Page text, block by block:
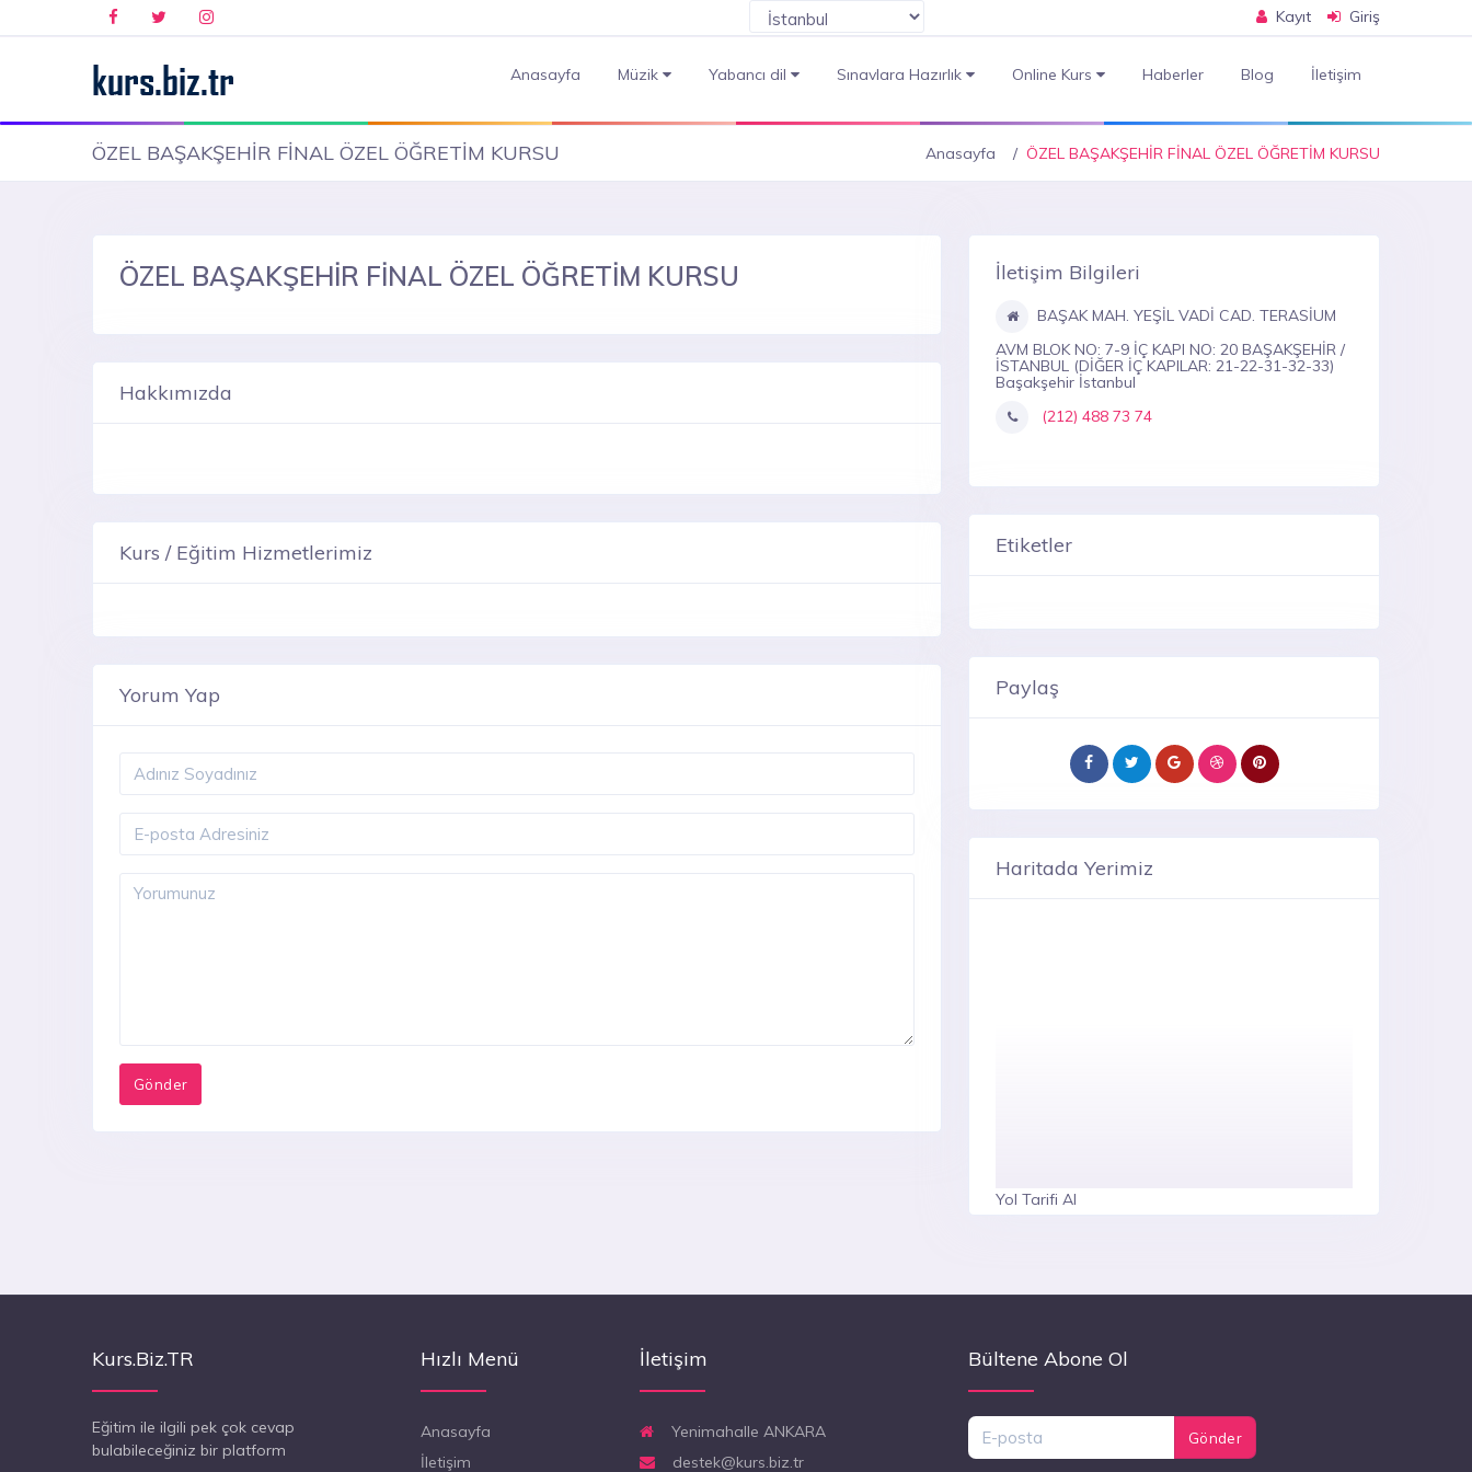
Kayıt Giriş
Anasayfa Müzik Yabancı dil Sınavlara Hazırlık Online Kurs Haberler Blog İletişim
ÖZEL BAŞAKŞEHİR FİNAL ÖZEL ÖĞRETİM KURSU Anasayfa ÖZEL BAŞAKŞEHİR FİNAL ÖZEL ÖĞRETİM KURSU
ÖZEL BAŞAKŞEHİR FİNAL ÖZEL ÖĞRETİM KURSU
Hakkımızda
Kurs / Eğitim Hizmetlerimiz
Yorum Yap
İletişim Bilgileri
BAŞAK MAH. YEŞİL VADİ CAD. TERASİUM
AVM BLOK NO: 7-9 İÇ KAPI NO: 20 BAŞAKŞEHİR /
İSTANBUL (DİĞER İÇ KAPILAR: 21-22-31-32-33)
Başakşehir İstanbul
(212) 488 73 74
Etiketler
Paylaş
Haritada Yerimiz
Yol Tarifi Al
Kurs.Biz.TR
Eğitim ile ilgili pek çok cevap
bulabileceğiniz bir platform
Hızlı Menü
Anasayfa
İletişim
İletişim
Yenimahalle ANKARA
destek@kurs.biz.tr
Bültene Abone Ol
Gönder